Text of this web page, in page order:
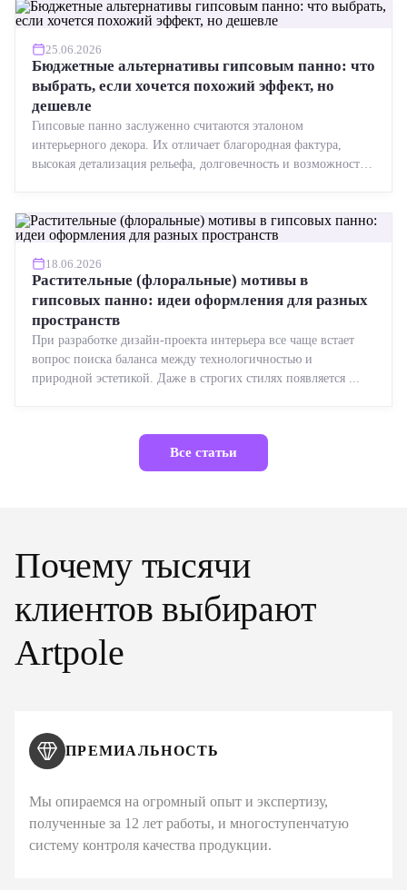
25.06.2026
Бюджетные альтернативы гипсовым панно: что
выбрать, если хочется похожий эффект, но
дешевле
Гипсовые панно заслуженно считаются эталоном
интерьерного декора. Их отличает благородная фактура,
высокая детализация рельефа, долговечность и возможность
18.06.2026
Растительные (флоральные) мотивы в
гипсовых панно: идеи оформления для разных
пространств
При разработке дизайн-проекта интерьера все чаще встает
вопрос поиска баланса между технологичностью и
природной эстетикой. Даже в строгих стилях появляется ...
Все статьи
Почему тысячи
клиентов выбирают
Artpole
ПРЕМИАЛЬНОСТЬ
Мы опираемся на огромный опыт и экспертизу,
полученные за 12 лет работы, и многоступенчатую
систему контроля качества продукции.